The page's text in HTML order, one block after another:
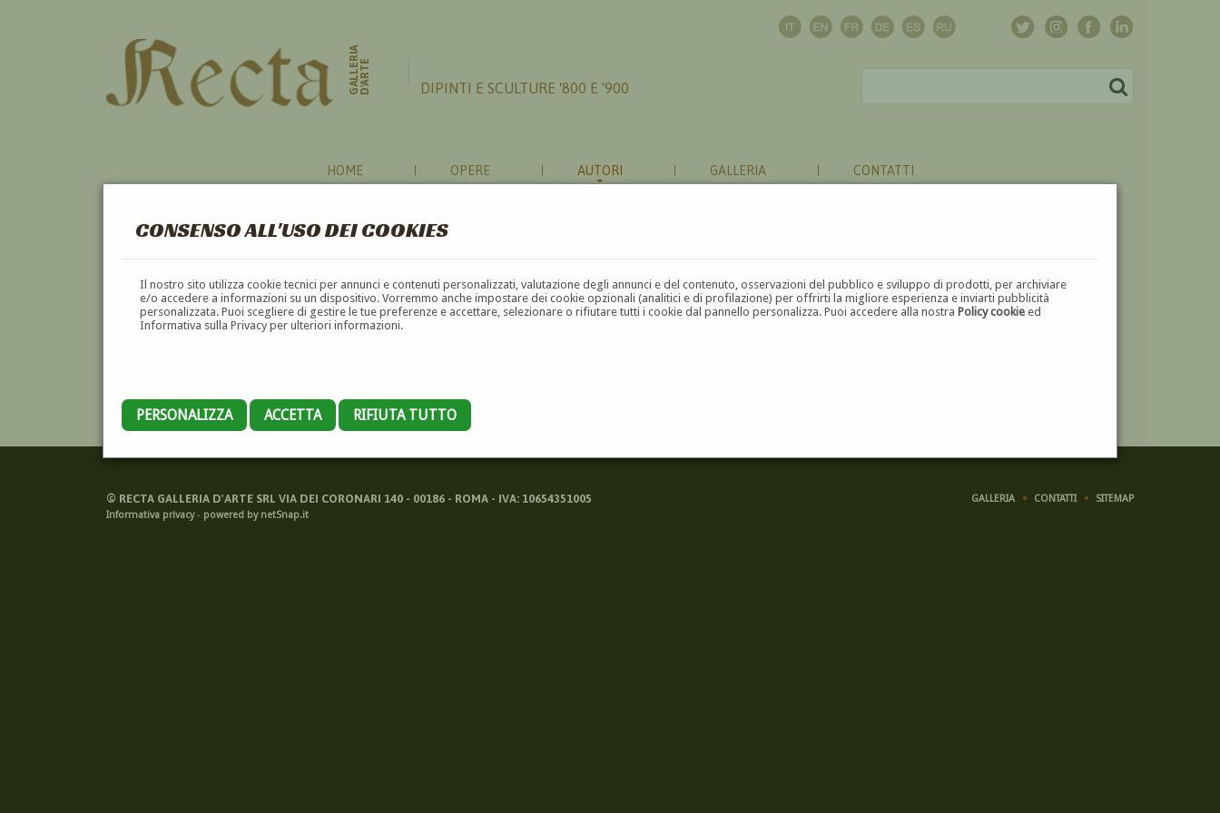
CONSENSO ALL'USO DEI COOKIES
Il nostro sito utilizza cookie tecnici per annunci e contenuti personalizzati, valutazione degli annunci e del contenuto, osservazioni del pubblico e sviluppo di prodotti, per archiviare
e/o accedere a informazioni su un dispositivo. Vorremmo anche impostare dei cookie opzionali (analitici e di profilazione) per offrirti la migliore esperienza e inviarti pubblicità
personalizzata. Puoi scegliere di gestire le tue preferenze e accettare, selezionare o rifiutare tutti i cookie dal pannello personalizza. Puoi accedere alla nostraPolicy cookie ed
Informativa sulla Privacy per ulteriori informazioni.
PERSONALIZZA ACCETTA RIFIUTA TUTTO
GALLERIAD'ARTE DIPINTI E SCULTURE '800 E '900
HOME OPERE AUTORI GALLERIA CONTATTI
PITTORI
A B C D E F G H I J K L M N O P Q R S T U V W X Y Z ⬅
© RECTA GALLERIA D'ARTE SRL VIA DEI CORONARI 140 - 00186 - ROMA - IVA: 10654351005
Informativa privacy- powered by netSnap.it
GALLERIA CONTATTI SITEMAP